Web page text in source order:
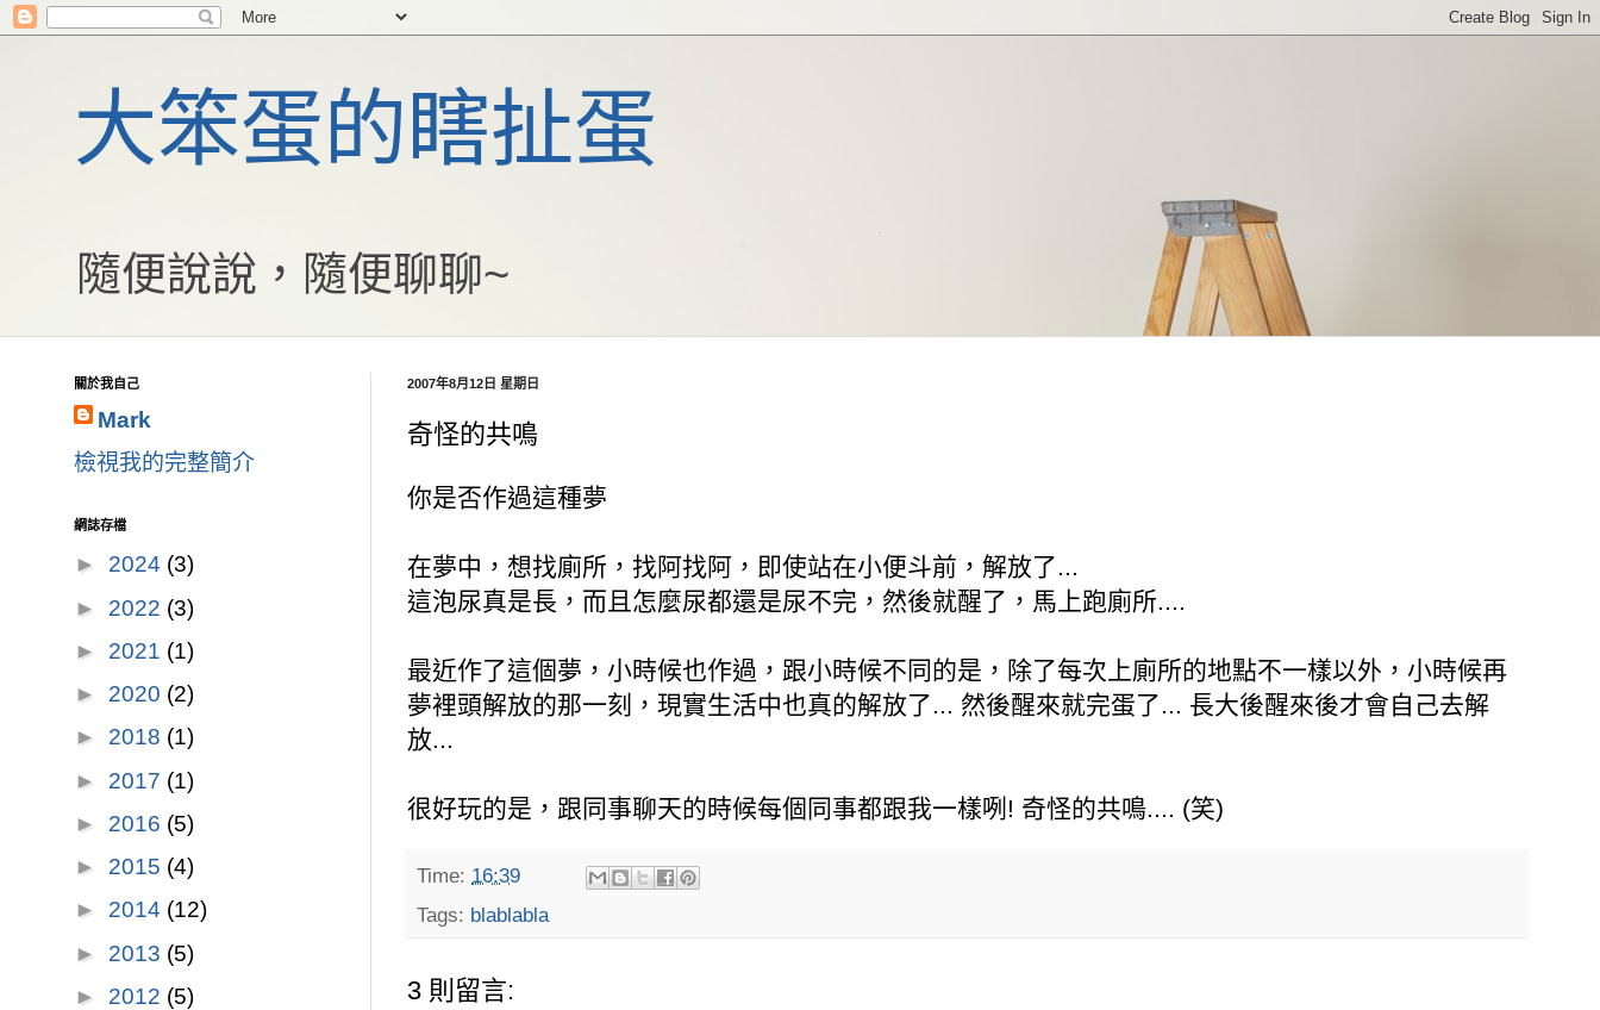
大笨蛋的瞎扯蛋
隨便說說，隨便聊聊~
2007年8月12日 星期日
奇怪的共鳴
你是否作過這種夢
在夢中，想找廁所，找阿找阿，即使站在小便斗前，解放了...
這泡尿真是長，而且怎麼尿都還是尿不完，然後就醒了，馬上跑廁所....
最近作了這個夢，小時候也作過，跟小時候不同的是，除了每次上廁所的地點不一樣以外，小時候再
夢裡頭解放的那一刻，現實生活中也真的解放了... 然後醒來就完蛋了... 長大後醒來後才會自己去解
放...
很好玩的是，跟同事聊天的時候每個同事都跟我一樣咧! 奇怪的共鳴.... (笑)
Time: 16:39
Tags: blablabla
3 則留言:
關於我自己
Mark
檢視我的完整簡介
網誌存檔
► 2024 (3)
► 2022 (3)
► 2021 (1)
► 2020 (2)
► 2018 (1)
► 2017 (1)
► 2016 (5)
► 2015 (4)
► 2014 (12)
► 2013 (5)
► 2012 (5)